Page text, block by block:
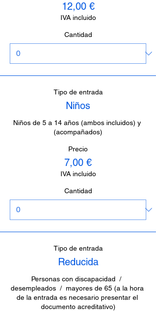
12,00 €
IVA incluido
Cantidad
Tipo de entrada
Niños
Niños de 5 a 14 años (ambos incluidos) y
(acompañados)
Precio
7,00 €
IVA incluido
Cantidad
Tipo de entrada
Reducida
Personas con discapacidad  /
desempleados  /  mayores de 65 (a la hora
de la entrada es necesario presentar el
documento acreditativo)